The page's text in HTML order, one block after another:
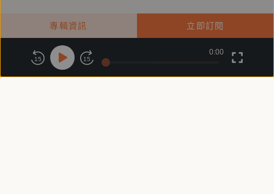
專輯資訊 立即訂閱
關於鏡好聽
商務合作 付費條款 會員條款
15 15
0:00